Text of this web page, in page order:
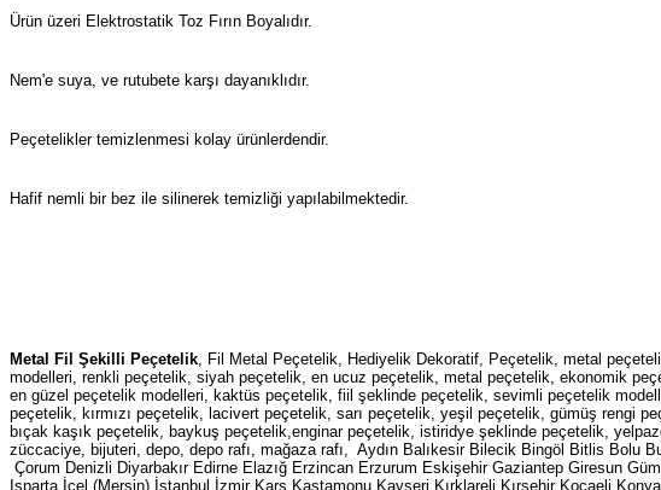
Ürün üzeri Elektrostatik Toz Fırın Boyalıdır.
Nem'e suya, ve rutubete karşı dayanıklıdır.
Peçetelikler temizlenmesi kolay ürünlerdendir.
Hafif nemli bir bez ile silinerek temizliği yapılabilmektedir.
Metal Fil Şekilli Peçetelik , Fil Metal Peçetelik, Hediyelik Dekoratif, Peçetelik, metal
modelleri, renkli peçetelik, siyah peçetelik, en ucuz peçetelik, metal peçetelik, ekonomik
en güzel peçetelik modelleri, kaktüs peçetelik, fiil şeklinde peçetelik, sevimli peçetelik
peçetelik, kırmızı peçetelik, lacivert peçetelik, sarı peçetelik, yeşil peçetelik, gümüş rengi
bıçak kaşık peçetelik, baykuş peçetelik,enginar peçetelik, istiridye şeklinde peçetelik,
züccaciye, bijuteri, depo, depo rafı, mağaza rafı, Aydın Balıkesir Bilecik Bingöl Bitlis Bolu
Çorum Denizli Diyarbakır Edirne Elazığ Erzincan Erzurum Eskişehir Gaziantep Giresun
Isparta İçel (Mersin) İstanbul İzmir Kars Kastamonu Kayseri Kırklareli Kırşehir Kocaeli